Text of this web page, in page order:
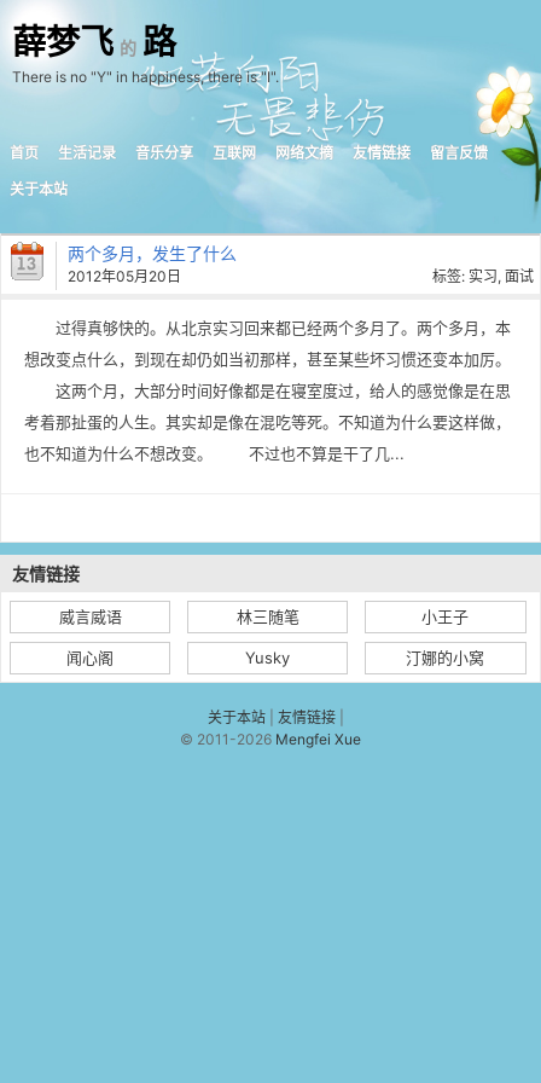
薛梦飞 的 路
There is no "Y" in happiness, there is "I".
首页 生活记录 音乐分享 互联网 网络文摘 友情链接
留言反馈
关于本站
两个多月，发生了什么
2012年05月20日 标签: 实习, 面试
过得真够快的。从北京实习回来都已经两个多月了。两个多月，本
想改变点什么，到现在却仍如当初那样，甚至某些坏习惯还变本加厉。
这两个月，大部分时间好像都是在寝室度过，给人的感觉像是在思
考着那扯蛋的人生。其实却是像在混吃等死。不知道为什么要这样做，
也不知道为什么不想改变。 不过也不算是干了几...
友情链接
威言威语 林三随笔 小王子
闻心阁 Yusky 汀娜的小窝
关于本站 友情链接
© 2011-2026 Mengfei Xue